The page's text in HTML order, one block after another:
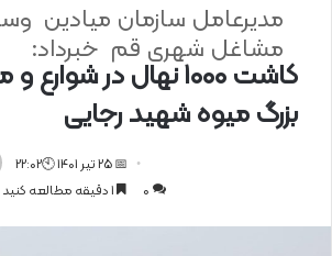
کاشت ۱۰۰۰ نهال در
بزرگ میوه شهید رجایی
مدیرعامل سازمان میادین
مشاغل شهری قم خبرداد:
📅 25 تیر 1401 🕙22:02
0